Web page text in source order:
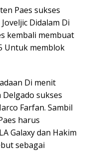
Paes sukses
Didalam Di
kembali membuat
Untuk memblok
Di menit
sukses
Farfan. Sambil
harus
Galaxy dan Hakim
sebagai